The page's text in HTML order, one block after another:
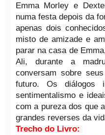
Emma Morley e
numa festa depois da
apenas dois
misto de amizade e
parar na casa de
Ali, durante a
conversam sobre
futuro. Os diálogos
sentimentalismo e
com a pureza dos que
grandes reverses da
Trecho do Livro: